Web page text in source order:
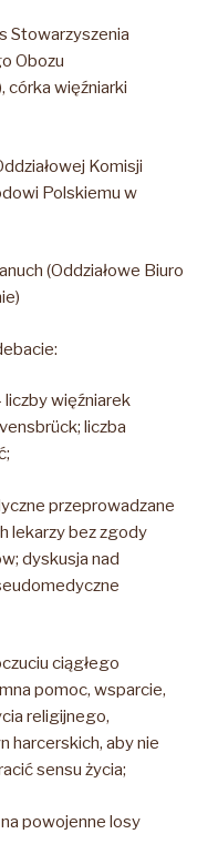
Stowarzyszenia
Obozu
córka więźniarki
Komisji
Polskiemu w
(Oddziałowe Biuro
liczby więźniarek
liczba
przeprowadzane
lekarzy bez zgody
dyskusja nad
ciągłego
pomoc, wsparcie,
religijnego,
harcerskich, aby nie
sensu życia;
powojenne losy